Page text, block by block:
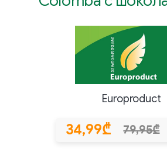
Europroduct
34,99₾ 79,95₾